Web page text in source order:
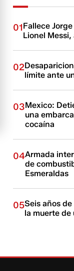
01Fallece
Lionel
02
límite ante
03Mexico:
una
cocaína
04Armada
de
Esmeraldas
05Seis años
la muerte de